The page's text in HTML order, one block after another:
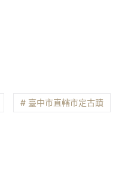
# 臺中市直轄市定古蹟